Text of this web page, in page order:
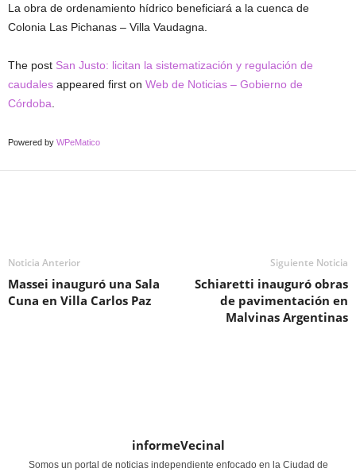
La obra de ordenamiento hídrico beneficiará a la cuenca de
Colonia Las Pichanas – Villa Vaudagna.
The post San Justo: licitan la sistematización y regulación de
caudales appeared first on Web de Noticias – Gobierno de
Córdoba
Powered by WPeMatico
Noticia Anterior
Massei inauguró una Sala
Cuna en Villa Carlos Paz
Siguiente Noticia
Schiaretti inauguró obras
de pavimentación en
Malvinas Argentinas
informeVecinal
Somos un portal de noticias independiente enfocado en la Ciudad de